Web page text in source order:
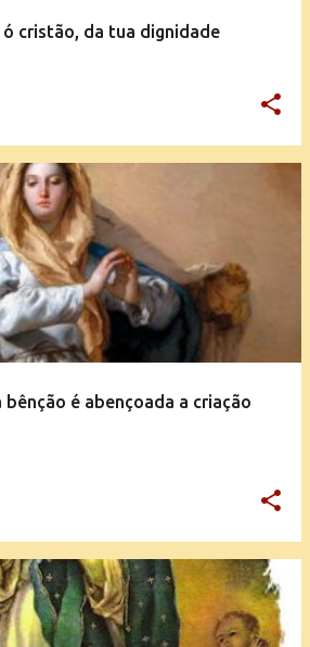
ó cristão, da tua dignidade
é abençoada a criação